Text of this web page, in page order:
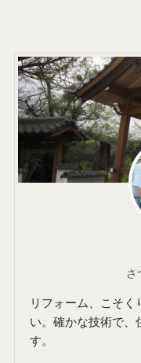
さ
リフォーム、こそく
い。確かな技術で、
す。